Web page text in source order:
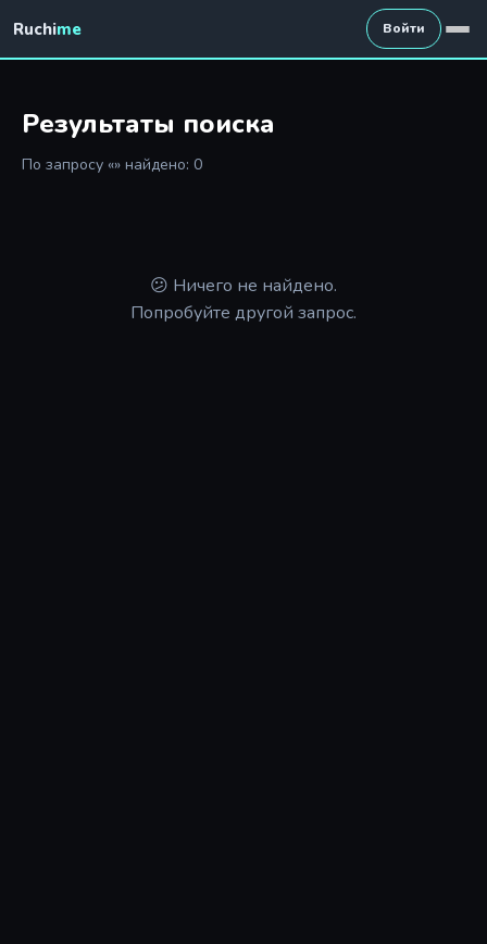
Ruchime Войти
Результаты поиска
По запросу «» найдено: 0
😕 Ничего не найдено.
Попробуйте другой запрос.